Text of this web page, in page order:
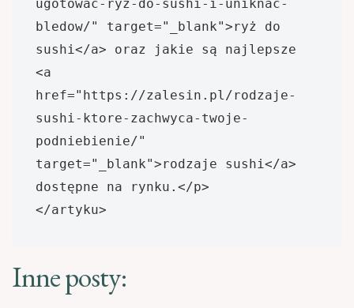
ugotowac-ryz-do-sushi-i-uniknac-
bledow/" target="_blank">ryż do
sushi</a> oraz jakie są najlepsze
<a
href="https://zalesin.pl/rodzaje-
sushi-ktore-zachwyca-twoje-
podniebienie/"
target="_blank">rodzaje sushi</a>
dostępne na rynku.</p>
Inne posty: